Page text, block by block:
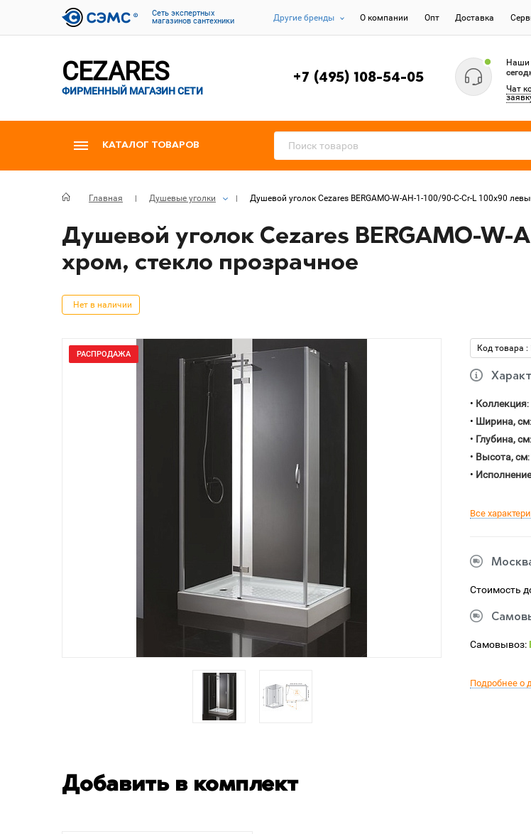
Cеть экспертных
магазинов сантехники
Другие бренды О компании Опт Доставка
CEZARES
ФИРМЕННЫЙ МАГАЗИН СЕТИ
+7 (495) 108-54-05
Наши
Чат
КАТАЛОГ ТОВАРОВ
Главная Душевые уголки Душевой уголок Cezares BERGAMO-W-AH-1-100/90-C-Cr-L 100x90
Душевой уголок Cezares BERGAMO-W-
хром, стекло прозрачное
Нет в наличии
РАСПРОДАЖА
Код товара :
• Коллекция:
• Ширина, см
• Глубина, см
• Высота, см
•
Все
Стоимость
Самовывоз:
Подробнее о
Добавить в комплект